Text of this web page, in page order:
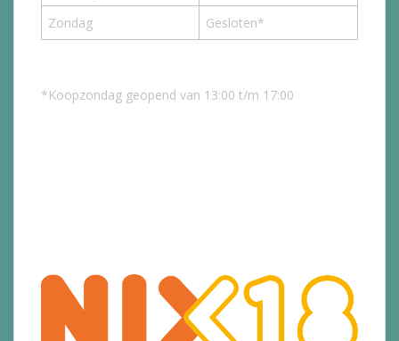
Zondag
Gesloten*
*Koopzondag geopend van 13:00 t/m 17:00